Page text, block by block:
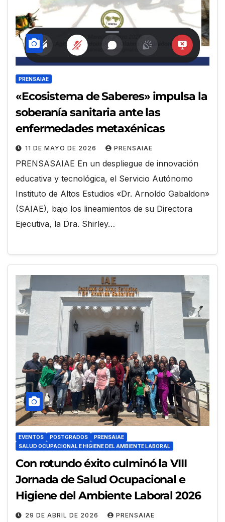
PRENSAIAE
«Ecosistema de Saberes» impulsa la
soberanía sanitaria ante las
enfermedades metaxénicas
11 DE MAYO DE 2026 PRENSAIAE
PRENSASAIAE En un despliegue de innovación
educativa y tecnológica, el Servicio Autónomo
Instituto de Altos Estudios «Dr. Arnoldo Gabaldon»
(SAIAE), bajo los lineamientos de su Directora
Ejecutiva, la Dra. Shirley…
EVENTOS POSTGRADOS
PRENSAIAE
SALUD OCUPACIONAL E HIGIENE DEL AMBIENTE LABORAL
Con rotundo éxito culminó la VIII
Jornada de Salud Ocupacional e
Higiene del Ambiente Laboral 2026
29 DE ABRIL DE 2026 PRENSAIAE